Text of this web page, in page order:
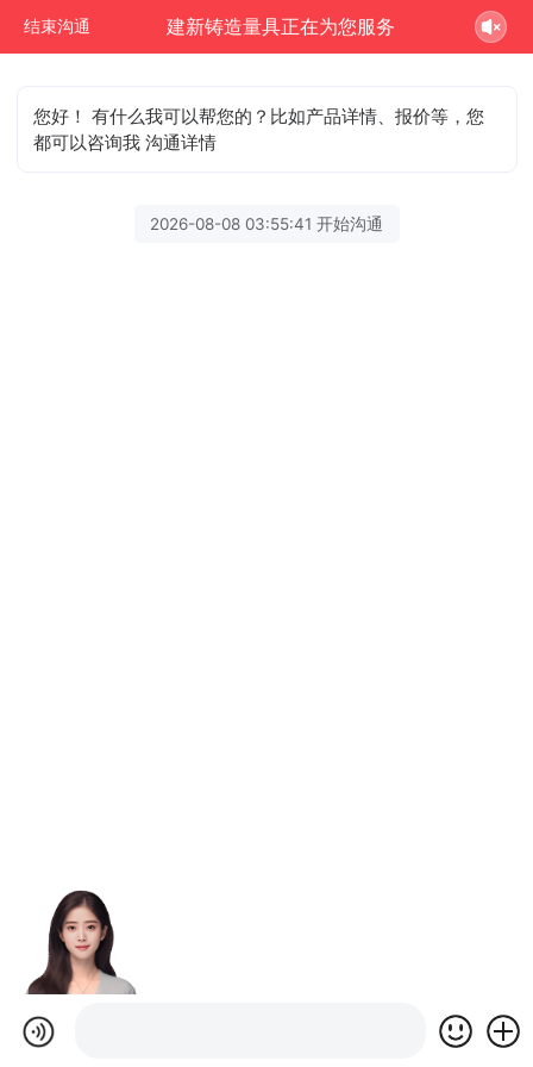
结束沟通 建新铸造量具正在为您服务
您好！ 有什么我可以帮您的？比如产品详情、报价等，您
都可以咨询我 沟通详情
2026-08-08 03:55:41 开始沟通